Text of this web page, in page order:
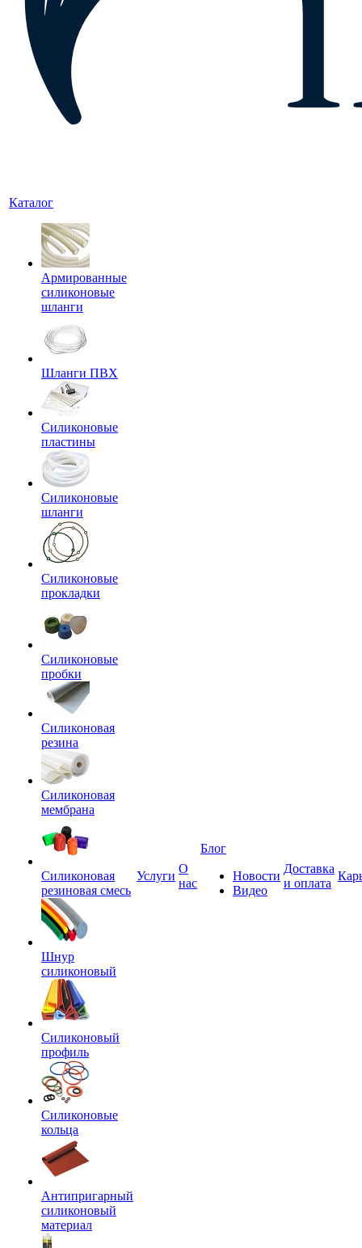
Каталог
Армированные
силиконовые
шланги
Шланги ПВХ
Силиконовые
пластины
Силиконовые
шланги
Силиконовые
прокладки
Силиконовые
пробки
Силиконовая
резина
Силиконовая
мембрана
Силиконовая
резиновая смесь
Шнур
силиконовый
Силиконовый
профиль
Силиконовые
кольца
Антипригарный
силиконовый
материал
Услуги
О
нас
Блог
Новости
Видео
Доставка
и оплата